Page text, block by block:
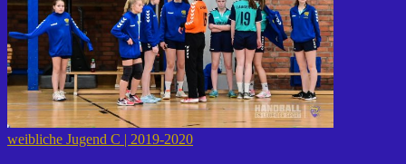
weibliche Jugend C | 2019-2020